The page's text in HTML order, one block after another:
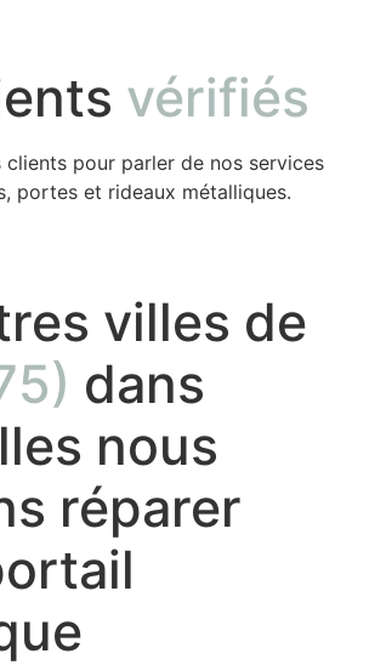
vérifiés
clients pour parler de nos services
portes et rideaux métalliques.
villes de
dans
nous
réparer